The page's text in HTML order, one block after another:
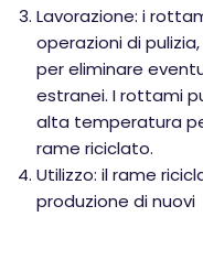
Lavorazione: i
operazioni di
per eliminare
estranei. I rottami
alta temperatura
rame riciclato.
Utilizzo: il rame
produzione di nuovi